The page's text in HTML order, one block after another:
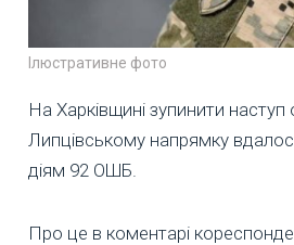
Ілюстративне фото
На Харківщині зупинити наступ
Липцівському напрямку
діям 92 ОШБ.
Про це в коментарі